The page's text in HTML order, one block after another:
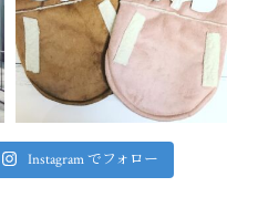
Instagram でフォロー